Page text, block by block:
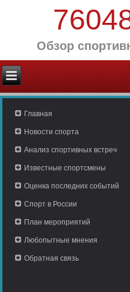
Обзор
Главная
Новости спорта
Анализ спортивных встреч
Известные спортсмены
Оценка последних событий
Спорт в России
План мероприятий
Любопытные мнения
Обратная связь